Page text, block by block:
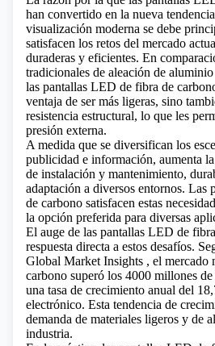
han convertido en la nueva
visualización moderna se debe
satisfacen los retos del mercado
duraderas y eficientes. En
tradicionales de aleación de
las pantallas LED de fibra de
ventaja de ser más ligeras, sino
resistencia estructural, lo que les
presión externa.
A medida que se diversifican los
publicidad e información, aumenta
de instalación y mantenimiento,
adaptación a diversos entornos. Las
de carbono satisfacen estas
la opción preferida para diversas
El auge de las pantallas LED de
respuesta directa a estos desafíos.
Global Market Insights , el mercado
carbono superó los 4000 millones
una tasa de crecimiento anual del
electrónico. Esta tendencia de
demanda de materiales ligeros y de
industria.